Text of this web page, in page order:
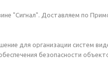
"Сигнал". Доставляем по
для организации систем
безопасности